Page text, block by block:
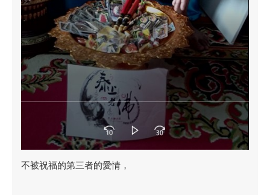
不被祝福的第三者的愛情，